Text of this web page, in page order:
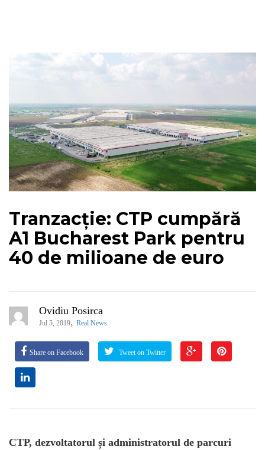
Tranzacție: CTP cumpără
A1 Bucharest Park pentru
40 de milioane de euro
Ovidiu Posirca
Jul 5, 2019, Real News
Share on Facebook Tweet on Twitter
CTP, dezvoltatorul și administratorul de parcuri